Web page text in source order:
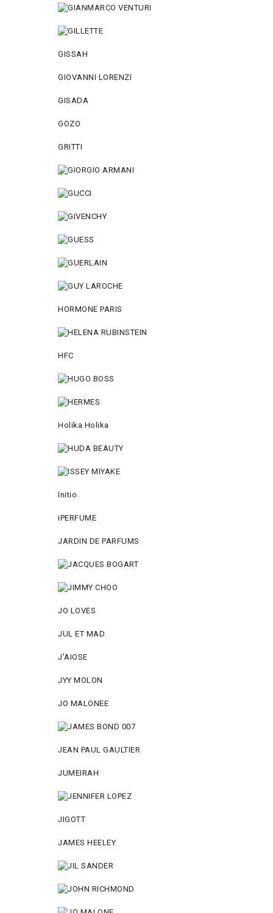
GISSAH
GIOVANNI LORENZI
GISADA
GOZO
GRITTI
HORMONE PARIS
HFC
Holika Holika
Initio
iPERFUME
JARDIN DE PARFUMS
JO LOVES
JUL ET MAD
J'AIOSE
JYY МОLON
JO MАLОNEE
JEAN PAUL GAULTIER
JUMEIRAH
JIGOTT
JAMES HEELEY